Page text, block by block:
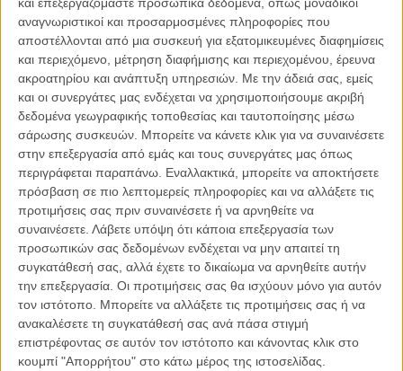
αναγνωριστικοί και προσαρμοσμένες πληροφορίες που
αποστέλλονται από μια συσκευή για εξατομικευμένες διαφημίσεις
και περιεχόμενο, μέτρηση διαφήμισης και περιεχομένου, έρευνα
ακροατηρίου και ανάπτυξη υπηρεσιών. Με την άδειά σας, εμείς
και οι συνεργάτες μας ενδέχεται να χρησιμοποιήσουμε ακριβή
δεδομένα γεωγραφικής τοποθεσίας και ταυτοποίησης μέσω
σάρωσης συσκευών. Μπορείτε να κάνετε κλικ για να συναινέσετε
στην επεξεργασία από εμάς και τους συνεργάτες μας όπως
περιγράφεται παραπάνω. Εναλλακτικά, μπορείτε να αποκτήσετε
πρόσβαση σε πιο λεπτομερείς πληροφορίες και να αλλάξετε τις
προτιμήσεις σας πριν συναινέσετε ή να αρνηθείτε να
συναινέσετε. Λάβετε υπόψη ότι κάποια επεξεργασία των
προσωπικών σας δεδομένων ενδέχεται να μην απαιτεί τη
συγκατάθεσή σας, αλλά έχετε το δικαίωμα να αρνηθείτε αυτήν
την επεξεργασία. Οι προτιμήσεις σας θα ισχύουν μόνο για αυτόν
τον ιστότοπο. Μπορείτε να αλλάξετε τις προτιμήσεις σας ή να
ανακαλέσετε τη συγκατάθεσή σας ανά πάσα στιγμή
επιστρέφοντας σε αυτόν τον ιστότοπο και κάνοντας κλικ στο
κουμπί "Απορρήτου" στο κάτω μέρος της ιστοσελίδας.
θαυμαστές περήφανους.»
Με αυτά τα λόγια ανακοίνωσε το καστ του έβδομου επεισοδίου του
«Πολέμου των Αστρων» ο Τζέι Τζέι Εϊμπραμς που αποτελείται από
τους Χάρισον Φορντ, Ντέιζι Ρίντλεϊ, Κάρι Φίσερ, Πίτερ Μέιχιου, Τζον
Μπογιέκα, Ανταμ Ντράιβερ, Οσκαρ Αϊζακ, Αντι Σέρκις, Ντόμνχολ
Γκλίζον, Μαρκ Χάμιλ, Αντονι Ντάνιελς, Κένι Μπέικερ και τον Μαξ φον
Σίντοφ.
To πραγματικά νέο όνομα - από αυτά που δεν είχαν ανακοινωθεί -
είναι ο Οσκαρ Αϊζακ του «Inside Llewyn Davis», ενώ απ' όσο
φαίνεται οι φήμες που ήθελαν την Λουπίτα Νιόνγκ'ο να είναι η
οσκαρική προσθήκη στο σύμπαν του «Πολέμου των Αστρων» ήταν
απλά... φήμες. Ωστόσο θα υπάρξει η ανακοίνωση ακόμη μιας
γυναίκας ηθοποιού που δεν έχει οριστικοποιηθεί και έτσι δεν
αποκλείεται να δούμε τη Νιόνγκ'ο στην πασαρέλα (από σταρ) της
ταινίας.
Πηγές αναφέρουν πως ο Ανταμ Ντράιβερ (του «Girls») θα παίξει
έναν κακό, ο Οσκαρ Αϊζακ θα μοιάζει με τον Χαν Σόλο, ο Τζον